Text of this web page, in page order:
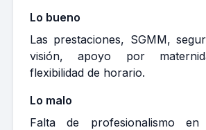
Lo bueno
Las prestaciones, SGMM,
visión, apoyo por
flexibilidad de horario.
Lo malo
Falta de profesionalismo